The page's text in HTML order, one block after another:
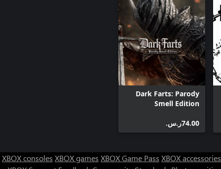
Dark Farts: Parody
Smell Edition
‪ر.س.‏‎74.00‬
XBOX consoles XBOX games XBOX Game Pass XBOX accessories